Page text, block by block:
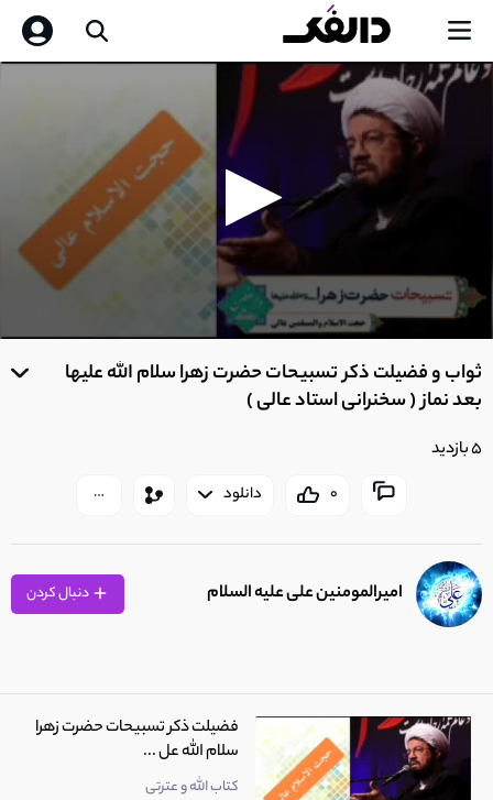
0
of
ثواب و فضیلت ذکر تسبیحات حضرت زهرا سلام الله علیها
بعد نماز ( سخنرانی استاد عالی )
5 بازدید
0 دانلود
امیرالمومنین علی عليه السلام
فضیلت ذکر تسبیحات حضرت زهرا
سلام الله عل ...
کتاب الله و عترتی